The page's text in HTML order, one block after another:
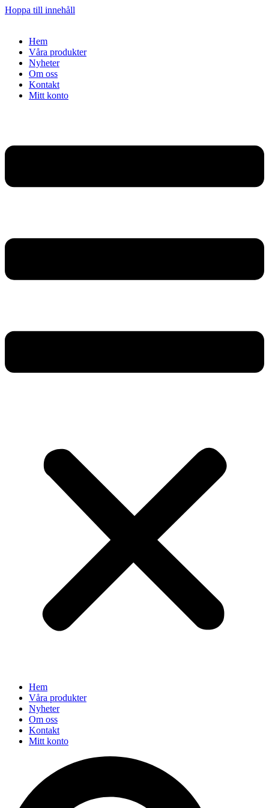
Hoppa till innehåll
Hem
Våra produkter
Nyheter
Om oss
Kontakt
Mitt konto
Hem
Våra produkter
Nyheter
Om oss
Kontakt
Mitt konto